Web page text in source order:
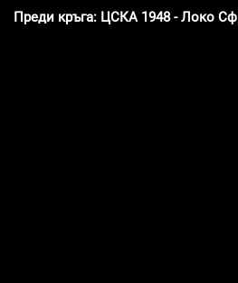
Преди кръга: ЦСКА 1948 - Локо Сф